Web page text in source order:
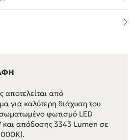
αποτελείται από
για καλύτερη διάχυση του
φωτισμό LED
και απόδοσης 3343 Lumen σε